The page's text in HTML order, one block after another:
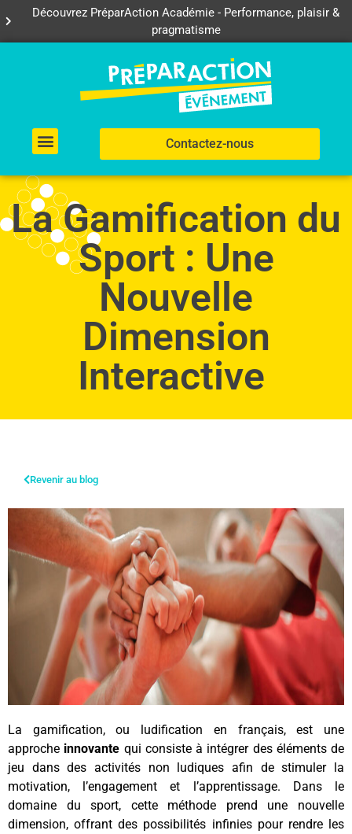
Découvrez PréparAction Académie - Performance, plaisir &
pragmatisme
Contactez-nous
La Gamification du
Sport : Une
Nouvelle
Dimension
Interactive
Revenir au blog
La gamification, ou ludification en français, est une
approche innovante qui consiste à intégrer des éléments de
jeu dans des activités non ludiques afin de stimuler la
motivation, l’engagement et l’apprentissage. Dans le
domaine du sport, cette méthode prend une nouvelle
dimension, offrant des possibilités infinies pour rendre les